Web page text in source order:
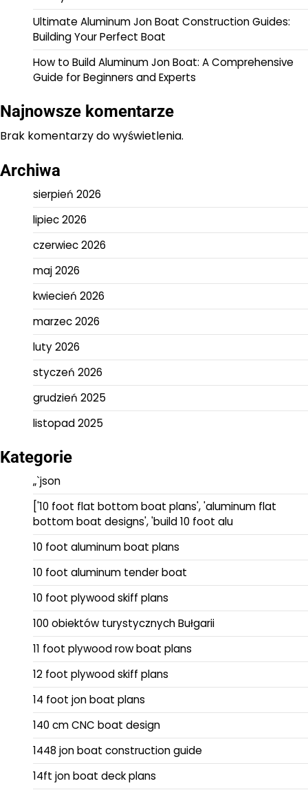
Ultimate Aluminum Jon Boat Construction Guides:
Building Your Perfect Boat
How to Build Aluminum Jon Boat: A Comprehensive
Guide for Beginners and Experts
Najnowsze komentarze
Brak komentarzy do wyświetlenia.
Archiwa
sierpień 2026
lipiec 2026
czerwiec 2026
maj 2026
kwiecień 2026
marzec 2026
luty 2026
styczeń 2026
grudzień 2025
listopad 2025
Kategorie
„`json
['10 foot flat bottom boat plans', 'aluminum flat
bottom boat designs', 'build 10 foot alu
10 foot aluminum boat plans
10 foot aluminum tender boat
10 foot plywood skiff plans
100 obiektów turystycznych Bułgarii
11 foot plywood row boat plans
12 foot plywood skiff plans
14 foot jon boat plans
140 cm CNC boat design
1448 jon boat construction guide
14ft jon boat deck plans